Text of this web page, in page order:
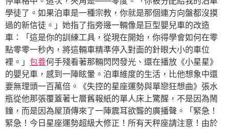
學徒了。如果泊車是一種宗教，你就是那個連方向盤都沒摸
過的新信徒。」她指了指旁邊一輛像是巨型嬰兒車的改造
車：「這是你的訓練工具，從現在開始，你得學會如何在零
點零零一秒內，將這輛車精準停入對面的針眼大小的車位
裡。」 包養何手殘看著那輛閃閃發光、還在播放《小星星》
的嬰兒車，感到一陣眩暈。泊車維度的生活，比他想象中還
要無理頭一百萬倍。《失控的星座運勢與單戀狂想曲》張水
瓶從他那張覆蓋著七層舊報紙的單人床上驚醒，不是因為鬧
鐘，而是因為屋頂傳來了一陣震耳欲聾的廣播聲。「緊急！
緊急！今日星座運勢超級大修正！所有天秤座請注意！由於